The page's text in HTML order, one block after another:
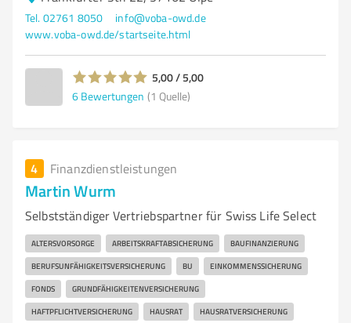
Tel. 02761 8050
info@voba-owd.de
www.voba-owd.de/startseite.html
5,00 / 5,00
6 Bewertungen (1 Quelle)
4 Finanzdienstleistungen
Martin Wurm
Selbstständiger Vertriebspartner für Swiss Life Select
ALTERSVORSORGE ARBEITSKRAFTABSICHERUNG BAUFINANZIERUNG
BERUFSUNFÄHIGKEITSVERSICHERUNG BU EINKOMMENSSICHERUNG
FONDS GRUNDFÄHIGKEITENVERSICHERUNG
HAFTPFLICHTVERSICHERUNG HAUSRAT HAUSRATVERSICHERUNG